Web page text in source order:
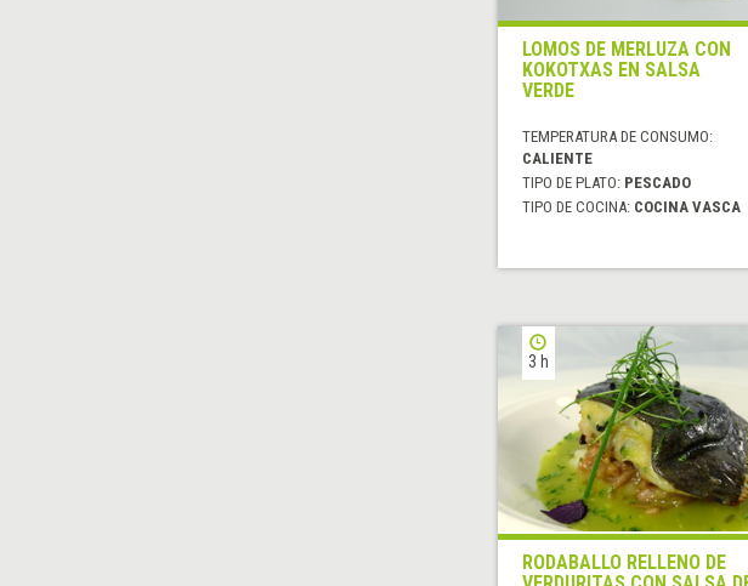
LOMOS DE MERLUZA CON
KOKOTXAS EN SALSA
VERDE
TEMPERATURA DE CONSUMO:
CALIENTE
TIPO DE PLATO: PESCADO
TIPO DE COCINA: COCINA VASCA
3 h
RODABALLO RELLENO DE